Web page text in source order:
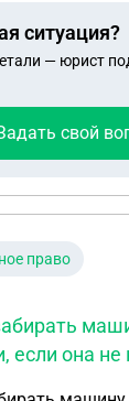
ситуация?
— юрист
свой
право
если она не